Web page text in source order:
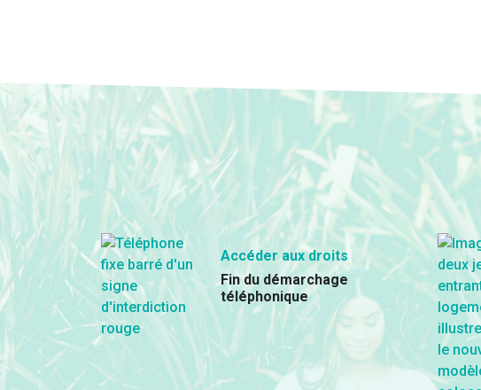
Accéder aux droits
Fin du démarchage
téléphonique